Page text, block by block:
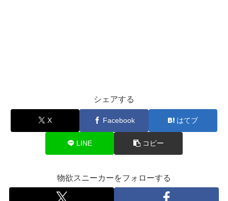
シェアする
X Facebook はてブ
LINE コピー
物欲スニーカーをフォローする